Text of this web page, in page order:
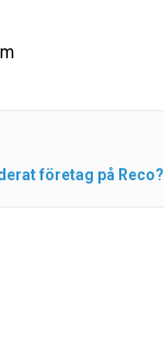
företag på Reco?